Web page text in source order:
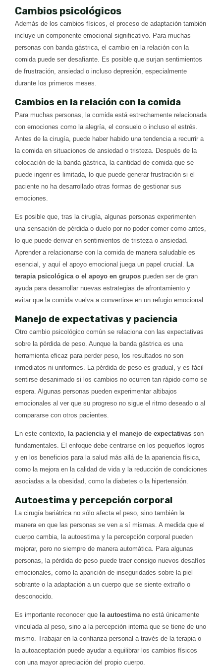
Cambios psicológicos
Además de los cambios físicos, el proceso de adaptación también
incluye un componente emocional significativo. Para muchas
personas con banda gástrica, el cambio en la relación con la
comida puede ser desafiante. Es posible que surjan sentimientos
de frustración, ansiedad o incluso depresión, especialmente
durante los primeros meses.
Cambios en la relación con la comida
Para muchas personas, la comida está estrechamente relacionada
con emociones como la alegría, el consuelo o incluso el estrés.
Antes de la cirugía, puede haber habido una tendencia a recurrir a
la comida en situaciones de ansiedad o tristeza. Después de la
colocación de la banda gástrica, la cantidad de comida que se
puede ingerir es limitada, lo que puede generar frustración si el
paciente no ha desarrollado otras formas de gestionar sus
emociones.
Es posible que, tras la cirugía, algunas personas experimenten
una sensación de pérdida o duelo por no poder comer como antes,
lo que puede derivar en sentimientos de tristeza o ansiedad.
Aprender a relacionarse con la comida de manera saludable es
esencial, y aquí el apoyo emocional juega un papel crucial. La
terapia psicológica o el apoyo en grupos pueden ser de gran
ayuda para desarrollar nuevas estrategias de afrontamiento y
evitar que la comida vuelva a convertirse en un refugio emocional.
Manejo de expectativas y paciencia
Otro cambio psicológico común se relaciona con las expectativas
sobre la pérdida de peso. Aunque la banda gástrica es una
herramienta eficaz para perder peso, los resultados no son
inmediatos ni uniformes. La pérdida de peso es gradual, y es fácil
sentirse desanimado si los cambios no ocurren tan rápido como se
espera. Algunas personas pueden experimentar altibajos
emocionales al ver que su progreso no sigue el ritmo deseado o al
compararse con otros pacientes.
En este contexto, la paciencia y el manejo de expectativas son
fundamentales. El enfoque debe centrarse en los pequeños logros
y en los beneficios para la salud más allá de la apariencia física,
como la mejora en la calidad de vida y la reducción de condiciones
asociadas a la obesidad, como la diabetes o la hipertensión.
Autoestima y percepción corporal
La cirugía bariátrica no sólo afecta el peso, sino también la
manera en que las personas se ven a sí mismas. A medida que el
cuerpo cambia, la autoestima y la percepción corporal pueden
mejorar, pero no siempre de manera automática. Para algunas
personas, la pérdida de peso puede traer consigo nuevos desafíos
emocionales, como la aparición de inseguridades sobre la piel
sobrante o la adaptación a un cuerpo que se siente extraño o
desconocido.
Es importante reconocer que la autoestimano está únicamente
vinculada al peso, sino a la percepción interna que se tiene de uno
mismo. Trabajar en la confianza personal a través de la terapia o
la autoaceptación puede ayudar a equilibrar los cambios físicos
con una mayor apreciación del propio cuerpo.